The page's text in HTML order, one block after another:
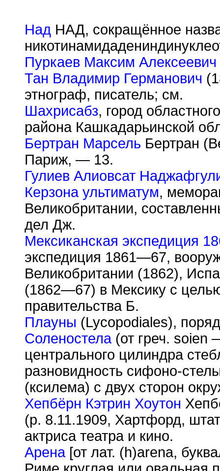
Над НАД, сокращённое
Пуркаев Максим Алексеевич
Тан Владимир Германович
этнограф, писатель; см.
Шахрисабз, город
района Кашкадарьинской
Бертран Марсель Бертран
Париж, — 13.
Гулиев Алиовсат
Керзона ультиматум,
Великобритании,
дел Дж.
Мексиканская экспедиция
экспедиция 1861—67,
Великобритании (1862),
(1862—67) в Мексику с
правительства Б.
Плауны (Lycopodiales),
Соленостела(от греч. soien
центрального цилиндра
разновидность сифоно-
(ксилема) с двух сторон
Хепбёрн Кэтрин Хоутон
(р. 8.11.1909, Хартфорд,
актриса театра и кино.
Арена[от лат. (h)arena,